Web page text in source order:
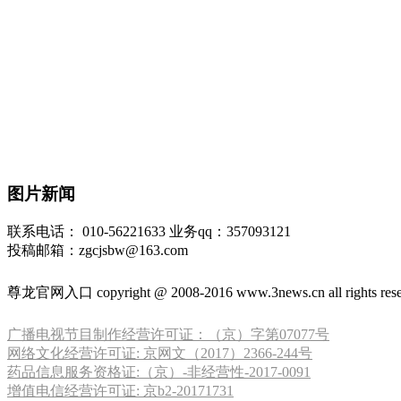
图片新闻
联系电话： 010-56221633 业务qq：357093121
投稿邮箱： zgcjsbw@163.com
尊龙官网入口 copyright @ 2008-2016 www.3news.cn all rights
广播电视节目制作经营许可证：（京）字第07077号
网络文化经营许可证: 京网文（2017）2366-244号
药品信息服务资格证:（京）-非经营性-2017-0091
增值电信经营许可证: 京b2-20171731